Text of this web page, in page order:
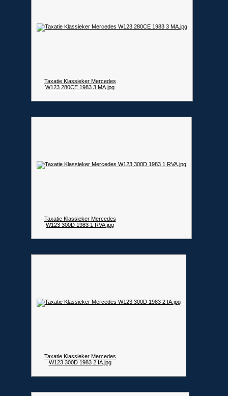
Taxatie Klassieker Mercedes
W123 280CE 1983 3 MA.jpg
Taxatie Klassieker Mercedes
W123 300D 1983 1 RVA.jpg
Taxatie Klassieker Mercedes
W123 300D 1983 2 IA.jpg